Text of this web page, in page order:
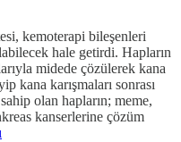
kemoterapi bileşenleri
hale getirdi. Hapların
midede çözülerek kana
kana karışmaları sonrası
olan hapların; meme,
kanserlerine çözüm